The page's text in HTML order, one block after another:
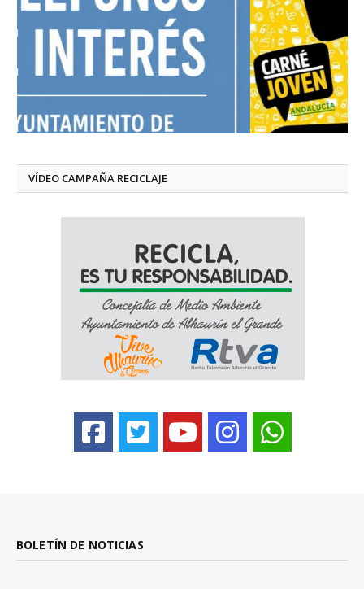
VÍDEO CAMPAÑA RECICLAJE
BOLETÍN DE NOTICIAS